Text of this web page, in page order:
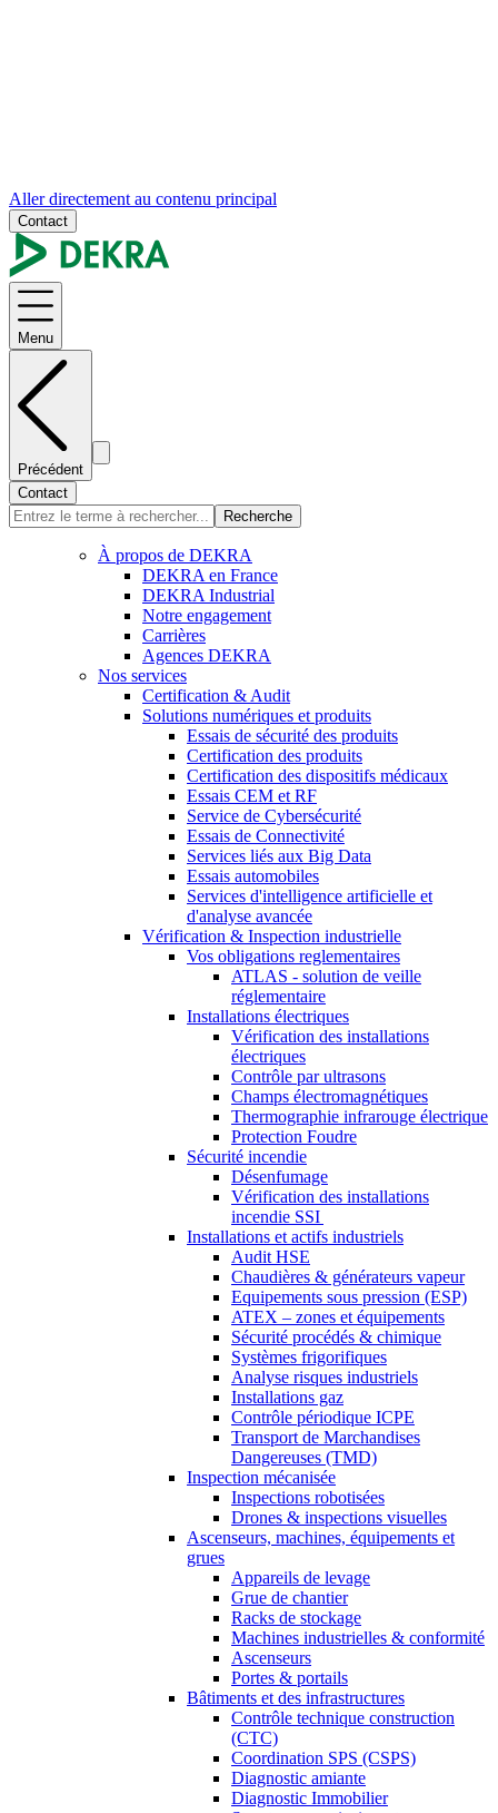
Aller directement au contenu principal
Contact
Menu
Précédent
Contact
Recherche
À propos de DEKRA
DEKRA en France
DEKRA Industrial
Notre engagement
Carrières
Agences DEKRA
Nos services
Certification & Audit
Solutions numériques et produits
Essais de sécurité des produits
Certification des produits
Certification des dispositifs médicaux
Essais CEM et RF
Service de Cybersécurité
Essais de Connectivité
Services liés aux Big Data
Essais automobiles
Services d'intelligence artificielle et
d'analyse avancée
Vérification & Inspection industrielle
Vos obligations reglementaires
ATLAS - solution de veille
réglementaire
Installations électriques
Vérification des installations
électriques
Contrôle par ultrasons
Champs électromagnétiques
Thermographie infrarouge électrique
Protection Foudre
Sécurité incendie
Désenfumage
Vérification des installations
incendie SSI
Installations et actifs industriels
Audit HSE
Chaudières & générateurs vapeur
Equipements sous pression (ESP)
ATEX – zones et équipements
Sécurité procédés & chimique
Systèmes frigorifiques
Analyse risques industriels
Installations gaz
Contrôle périodique ICPE
Transport de Marchandises
Dangereuses (TMD)
Inspection mécanisée
Inspections robotisées
Drones & inspections visuelles
Ascenseurs, machines, équipements et
grues
Appareils de levage
Grue de chantier
Racks de stockage
Machines industrielles & conformité
Ascenseurs
Portes & portails
Bâtiments et des infrastructures
Contrôle technique construction
(CTC)
Coordination SPS (CSPS)
Diagnostic amiante
Diagnostic Immobilier